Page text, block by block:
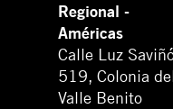
Regional -
Américas
Calle Luz
519, Colonia
Valle Benito